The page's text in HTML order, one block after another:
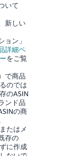
いて
新しい
ョン」
詳細ペ
をご覧
で商品
のでは
のASIN
ンド品
の商
たはメ
存の
に作成